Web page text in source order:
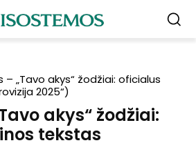
– „Tavo akys“ žodžiai: oficialus
2025“)
akys“ žodžiai:
tekstas